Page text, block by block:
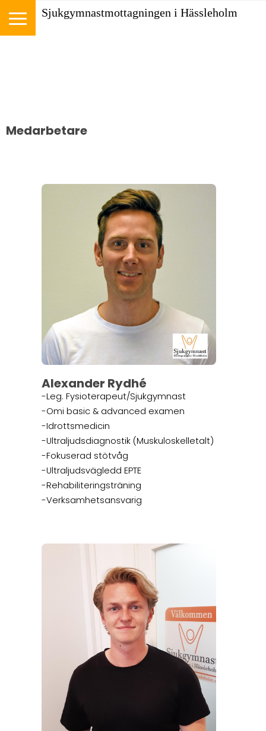
Sjukgymnastmottagningen i Hässleholm
Medarbetare
Alexander Rydhé
-Leg. Fysioterapeut/Sjukgymnast
-Omi basic & advanced examen
-Idrottsmedicin
-Ultraljudsdiagnostik (Muskuloskelletalt)
-Fokuserad stötvåg
-Ultraljudsvägledd EPTE
-Rehabiliteringsträning
-Verksamhetsansvarig